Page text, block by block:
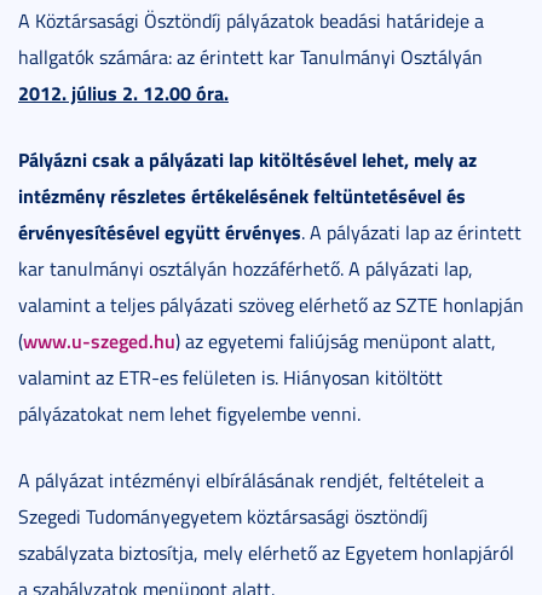
A Köztársasági Ösztöndíj pályázatok beadási határideje a
hallgatók számára: az érintett kar Tanulmányi Osztályán
2012. július 2. 12.00 óra.
Pályázni csak a pályázati lap kitöltésével lehet, mely az
intézmény részletes értékelésének feltüntetésével és
érvényesítésével együtt érvényes. A pályázati lap az érintett
kar tanulmányi osztályán hozzáférhető. A pályázati lap,
valamint a teljes pályázati szöveg elérhető az SZTE honlapján
(www.u-szeged.hu) az egyetemi faliújság menüpont alatt,
valamint az ETR-es felületen is. Hiányosan kitöltött
pályázatokat nem lehet figyelembe venni.
A pályázat intézményi elbírálásának rendjét, feltételeit a
Szegedi Tudományegyetem köztársasági ösztöndíj
szabályzata biztosítja, mely elérhető az Egyetem honlapjáról
a szabályzatok menüpont alatt.